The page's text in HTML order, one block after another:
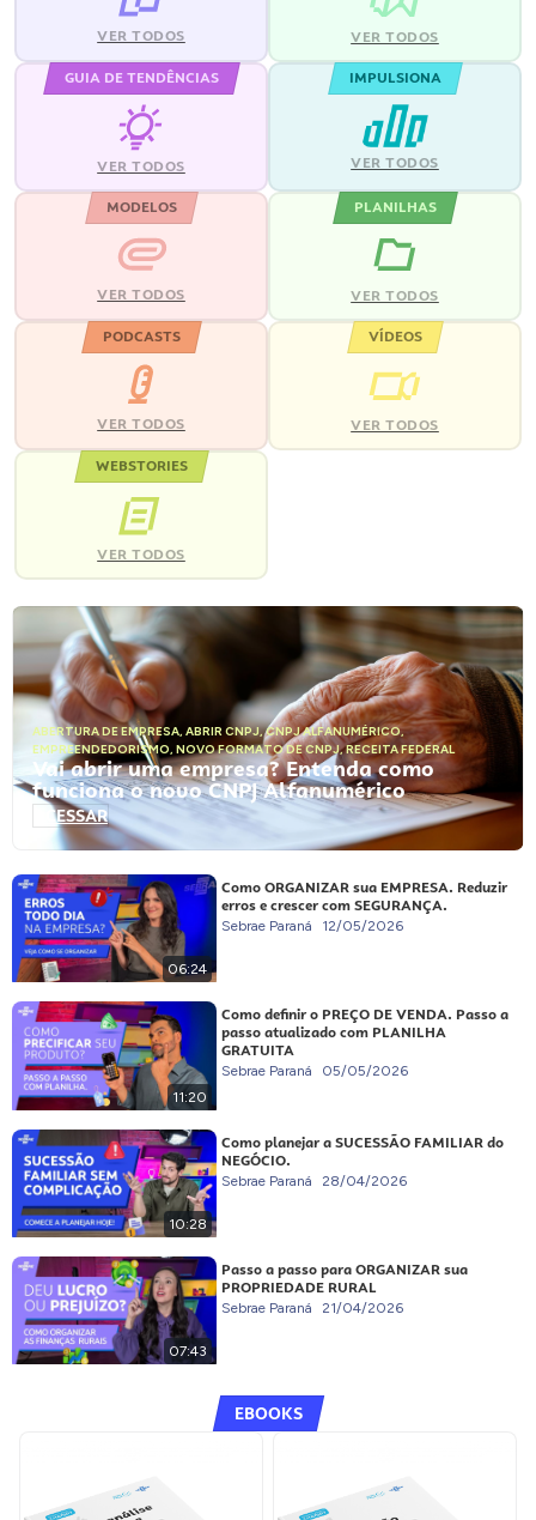
VER TODOS VER TODOS
GUIA DE TENDÊNCIAS
VER TODOS
IMPULSIONA
VER TODOS
MODELOS
VER TODOS
PLANILHAS
VER TODOS
PODCASTS
VER TODOS
VÍDEOS
VER TODOS
WEBSTORIES
VER TODOS
ABERTURA DE EMPRESA, ABRIR CNPJ,CNPJ ALFANUMÉRICO,
EMPREENDEDORISMO, NOVO FORMATO DE CNPJ,RECEITA FEDERAL
Vai abrir uma empresa? Entenda como
funciona o novo CNPJ Alfanumérico
ACESSAR
06:24
Como ORGANIZAR sua EMPRESA. Reduzir
erros e crescer com SEGURANÇA.
Sebrae Paraná 12/05/2026
11:20
Como definir o PREÇO DE VENDA. Passo a
passo atualizado com PLANILHA
GRATUITA
Sebrae Paraná 05/05/2026
10:28
Como planejar a SUCESSÃO FAMILIAR do
NEGÓCIO.
Sebrae Paraná 28/04/2026
07:43
Passo a passo para ORGANIZAR sua
PROPRIEDADE RURAL
Sebrae Paraná 21/04/2026
EBOOKS